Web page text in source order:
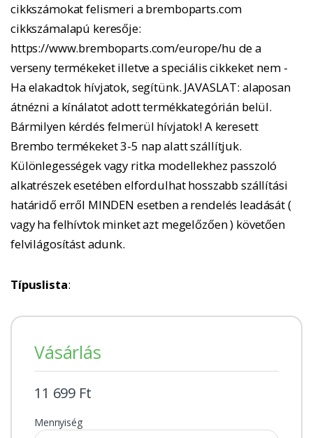
cikkszámokat felismeri a bremboparts.com
cikkszámalapú keresője:
https://www.bremboparts.com/europe/hu de a
verseny termékeket illetve a speciális cikkeket nem -
Ha elakadtok hívjatok, segítünk. JAVASLAT: alaposan
átnézni a kínálatot adott termékkategórián belül.
Bármilyen kérdés felmerül hívjatok! A keresett
Brembo termékeket 3-5 nap alatt szállítjuk.
Különlegességek vagy ritka modellekhez passzoló
alkatrészek esetében elfordulhat hosszabb szállítási
határidő erről MINDEN esetben a rendelés leadását (
vagy ha felhívtok minket azt megelőzően ) követően
felvilágosítást adunk.
Típuslista:
Vásárlás
11 699 Ft
Mennyiség